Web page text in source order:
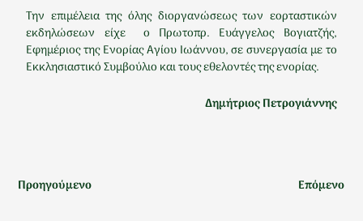
Την επιμέλεια της όλης διοργανώσεως των εορταστικών
εκδηλώσεων είχε ο Πρωτοπρ. Ευάγγελος Βογιατζής,
Εφημέριος της Ενορίας Αγίου Ιωάννου, σε συνεργασία με το
Εκκλησιαστικό Συμβούλιο και τους εθελοντές της ενορίας.
Δημήτριος Πετρογιάννης
Προηγούμενο Επόμενο